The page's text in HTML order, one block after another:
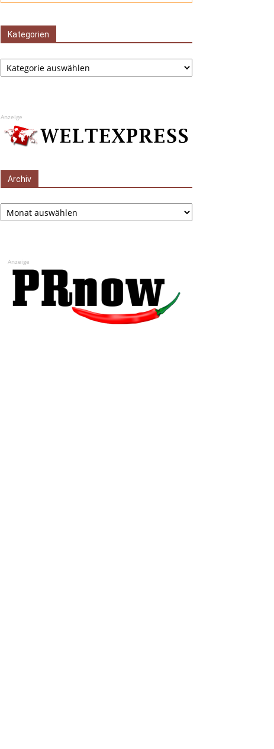
Kategorien
Kategorien
Anzeige
Archiv
Archiv
Anzeige